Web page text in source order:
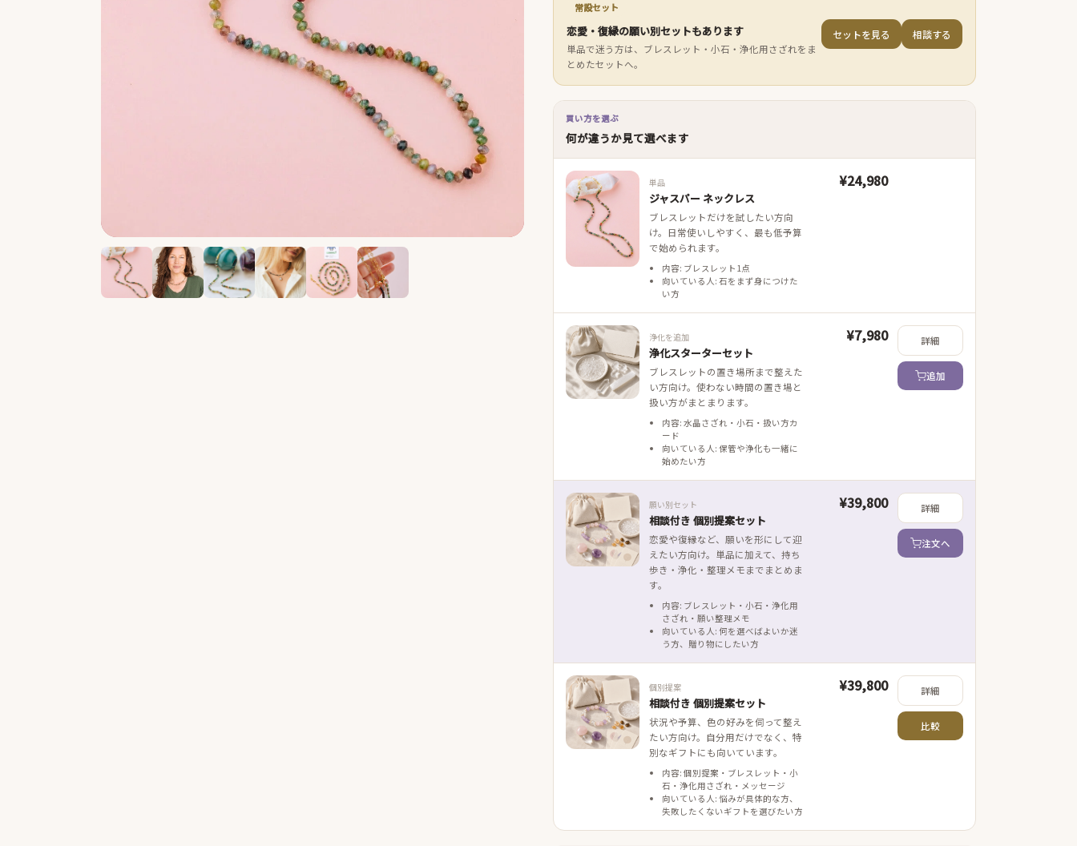
常設セット
恋愛・復縁の願い別セットもあります
単品で迷う方は、ブレスレット・小石・浄化用さざれをま
とめたセットへ。
セットを見る 相談する
買い方を選ぶ
何が違うか見て選べます
単品
ジャスパー ネックレス
ブレスレットだけを試したい方向
け。日常使いしやすく、最も低予算
で始められます。
内容: ブレスレット1点
向いている人: 石をまず身につけた
い方
¥24,980
浄化を追加
浄化スターターセット
ブレスレットの置き場所まで整えた
い方向け。使わない時間の置き場と
扱い方がまとまります。
内容: 水晶さざれ・小石・扱い方カ
ード
向いている人: 保管や浄化も一緒に
始めたい方
¥7,980 詳細
追加
願い別セット
相談付き 個別提案セット
恋愛や復縁など、願いを形にして迎
えたい方向け。単品に加えて、持ち
歩き・浄化・整理メモまでまとめま
す。
内容: ブレスレット・小石・浄化用
さざれ・願い整理メモ
向いている人: 何を選べばよいか迷
う方、贈り物にしたい方
¥39,800 詳細
注文へ
個別提案
相談付き 個別提案セット
状況や予算、色の好みを伺って整え
たい方向け。自分用だけでなく、特
別なギフトにも向いています。
内容: 個別提案・ブレスレット・小
石・浄化用さざれ・メッセージ
向いている人: 悩みが具体的な方、
失敗したくないギフトを選びたい方
¥39,800 詳細
比較